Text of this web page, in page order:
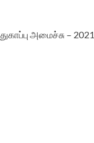
அமைச்சு – 2021